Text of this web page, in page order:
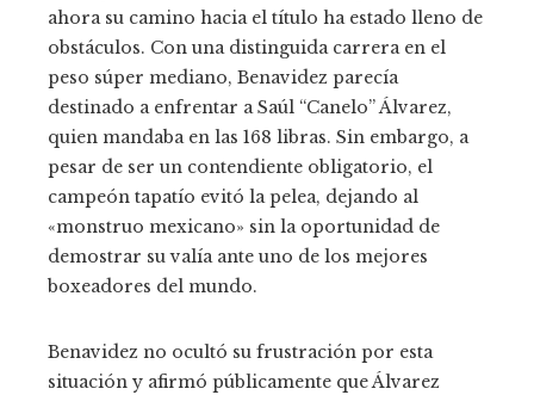
ahora su camino hacia el título ha estado lleno de
obstáculos. Con una distinguida carrera en el
peso súper mediano, Benavidez parecía
destinado a enfrentar a Saúl “Canelo” Álvarez,
quien mandaba en las 168 libras. Sin embargo, a
pesar de ser un contendiente obligatorio, el
campeón tapatío evitó la pelea, dejando al
«monstruo mexicano» sin la oportunidad de
demostrar su valía ante uno de los mejores
boxeadores del mundo.
Benavidez no ocultó su frustración por esta
situación y afirmó públicamente que Álvarez